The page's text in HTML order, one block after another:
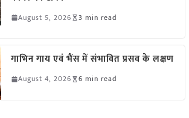
August 5, 2026 3 min read
गाभिन गाय एवं भैंस में संभावित प्रसव के लक्षण
August 4, 2026 6 min read